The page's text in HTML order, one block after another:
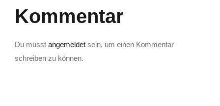
Kommentar
Du musst angemeldet sein, um einen Kommentar
schreiben zu können.